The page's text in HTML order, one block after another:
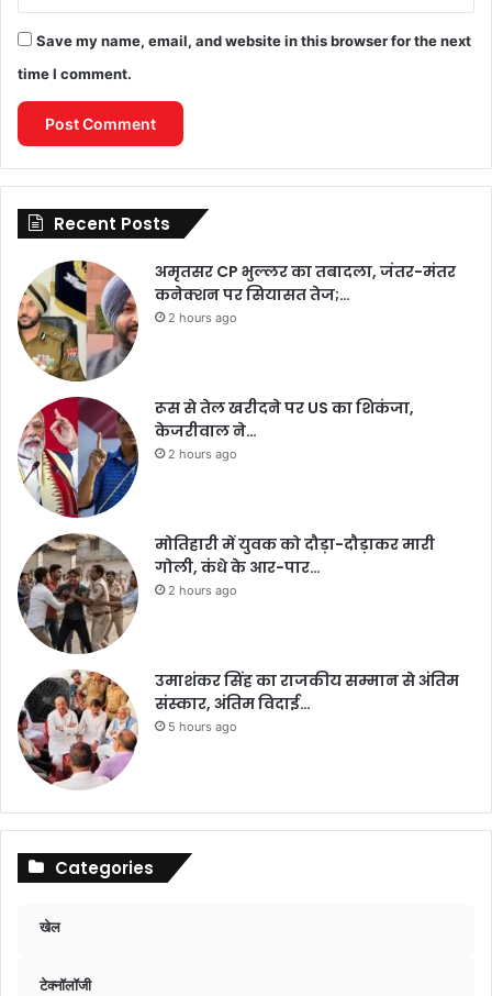
Save my name, email, and website in this browser for the next
time I comment.
Recent Posts
अमृतसर CP भुल्लर का तबादला, जंतर-मंतर
कनेक्शन पर सियासत तेज;…
2 hours ago
रूस से तेल खरीदने पर US का शिकंजा,
केजरीवाल ने…
2 hours ago
मोतिहारी में युवक को दौड़ा-दौड़ाकर मारी
गोली, कंधे के आर-पार…
2 hours ago
उमाशंकर सिंह का राजकीय सम्मान से अंतिम
संस्कार, अंतिम विदाई…
5 hours ago
Categories
खेल
टेक्नॉलॉजी